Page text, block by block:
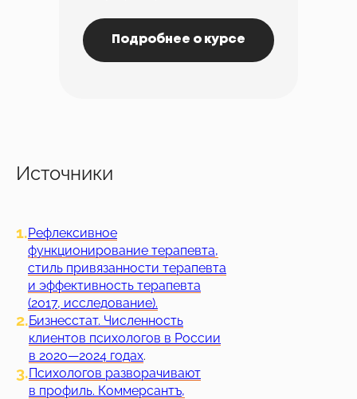
Подробнее о курсе
Источники
1.Рефлексивное
функционирование терапевта,
стиль привязанности терапевта
и эффективность терапевта
(2017, исследование).
2.Бизнесстат. Численность
клиентов психологов в России
в 2020—2024 годах.
3.Психологов разворачивают
в профиль. Коммерсантъ,